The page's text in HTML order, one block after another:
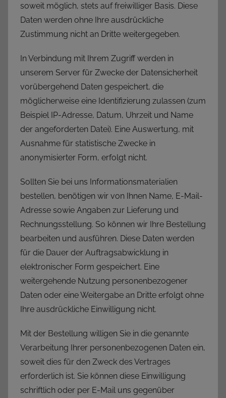
soweit möglich, stets auf freiwilliger Basis. Diese
Daten werden ohne Ihre ausdrückliche
Zustimmung nicht an Dritte weitergegeben.
In Verbindung mit Ihrem Zugriff werden in
unserem Server für Zwecke der Datensicherheit
vorübergehend Daten gespeichert, die
möglicherweise eine Identifizierung zulassen (zum
Beispiel IP-Adresse, Datum, Uhrzeit und Name
der angeforderten Datei). Eine Auswertung, mit
Ausnahme für statistische Zwecke in
anonymisierter Form, erfolgt nicht.
Sollten Sie bei uns Informationsmaterialien
bestellen, benötigen wir von Ihnen Name, E-Mail-
Adresse sowie Angaben zur Lieferung und
Rechnungsstellung. So können wir Ihre Bestellung
bearbeiten und ausführen. Diese Daten werden
für die Dauer der Auftragsabwicklung in
elektronischer Form gespeichert. Eine
weitergehende Nutzung personenbezogener
Daten oder eine Weitergabe an Dritte erfolgt ohne
Ihre ausdrückliche Einwilligung nicht.
Mit der Bestellung willigen Sie in die genannte
Verarbeitung Ihrer personenbezogenen Daten ein,
soweit dies für den Zweck des Vertrages
erforderlich ist. Sie können diese Einwilligung
schriftlich oder per E-Mail uns gegenüber